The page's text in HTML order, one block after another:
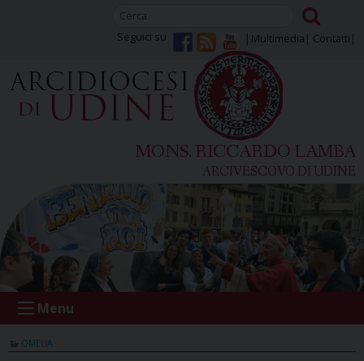
Multimedia Contatti
Seguici su
MONS. RICCARDO LAMBA
ARCIVESCOVO DI UDINE
Menu
OMELIA